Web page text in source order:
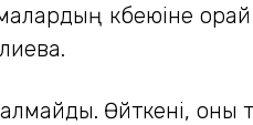
көбеюіне
Өйткені, оны